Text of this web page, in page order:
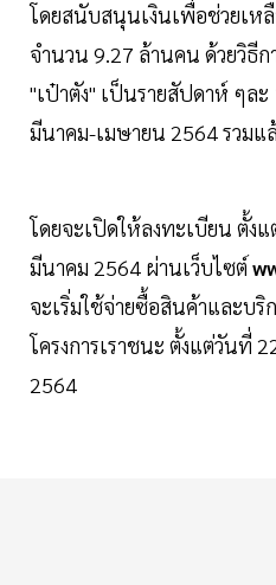
โดยสนับสนุนเงินเพื่อช่วยเห
จำนวน 9.27 ล้านคน ด้วยวิธี
"เป๋าตัง" เป็นรายสัปดาห์ ๆล
มีนาคม-เมษายน 2564 รวม
โดยจะเปิดให้ลงทะเบียน ตั้ง
มีนาคม 2564 ผ่านเว็บไซต์
จะเริ่มใช้จ่ายซื้อสินค้าและบริ
โครงการเราชนะ ตั้งแต่วันที่
2564